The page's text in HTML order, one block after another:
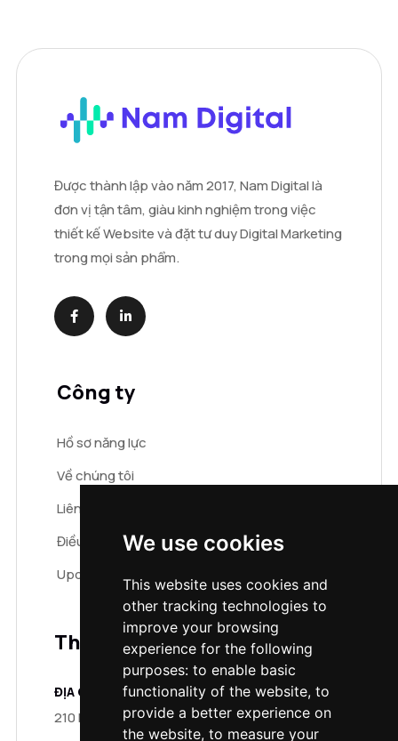
We use cookies
This website uses cookies and
other tracking technologies to
improve your browsing
experience for the following
purposes: to enable basic
functionality of the website, to
provide a better experience on
the website, to measure your
Được thành lập vào năm 2017, Nam Digital là
đơn vị tận tâm, giàu kinh nghiệm trong việc
thiết kế Website và đặt tư duy Digital Marketing
trong mọi sản phẩm.
Công ty
Hồ sơ năng lực
Về chúng tôi
Liên hệ
Điều khoản & điều kiện
Update cookies preferences
Thông tin liên hệ
ĐỊA CHỈ:
210 D1 Trung Tự, Đống Đa, Hà Nội